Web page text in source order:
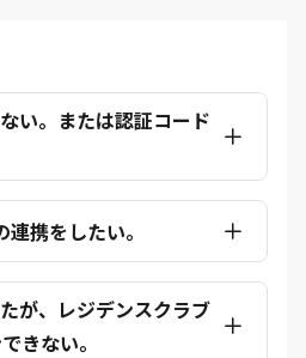
い。または認証コード
携をしたい。
が、レジデンスクラブ
きない。